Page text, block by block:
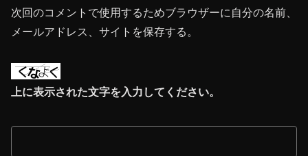
次回のコメントで使用するためブラウザーに自分の名前、
メールアドレス、サイトを保存する。
上に表示された文字を入力してください。